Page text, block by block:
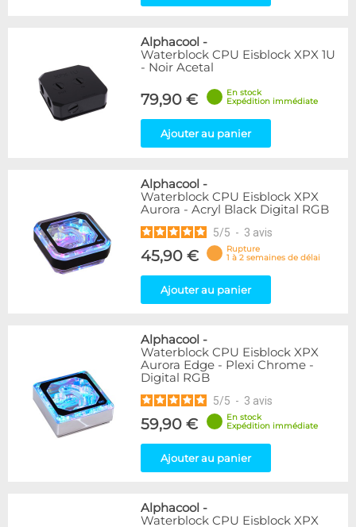
Alphacool -
Waterblock CPU Eisblock XPX 1U
- Noir Acetal
79,90 €
En stock
Expédition immédiate
Ajouter au panier
Alphacool -
Waterblock CPU Eisblock XPX
Aurora - Acryl Black Digital RGB
5/5 - 3 avis
45,90 €
Rupture
1 à 2 semaines de délai
Ajouter au panier
Alphacool -
Waterblock CPU Eisblock XPX
Aurora Edge - Plexi Chrome -
Digital RGB
5/5 - 3 avis
59,90 €
En stock
Expédition immédiate
Ajouter au panier
Alphacool -
Waterblock CPU Eisblock XPX